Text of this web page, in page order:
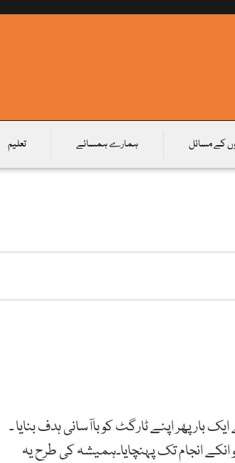
کے مسائل ہمارے ہمسائے تعلیم
پھر اپنے ٹارگٹ کو باآسانی ہدف بنایا ۔
انجام تک پہنچایا۔ہمیشہ کی طرح یہ